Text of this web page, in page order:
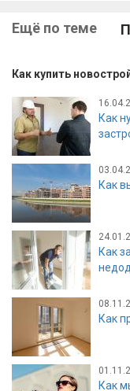
Ещё по теме
Как купить
Как
Как
Как
Как
Как